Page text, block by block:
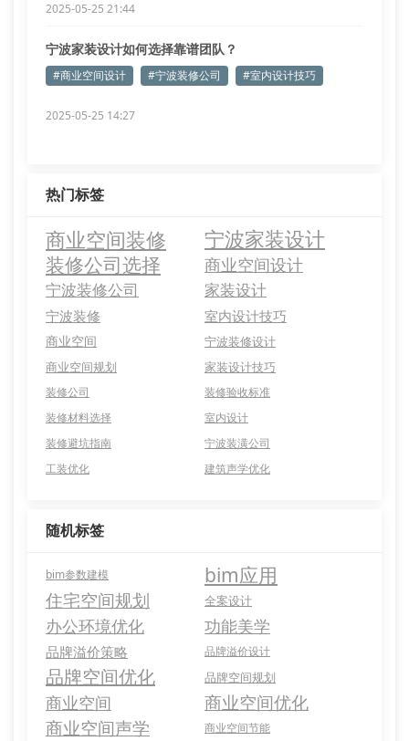
2025-05-25 21:44
宁波家装设计如何选择靠谱团队？
#商业空间设计 #宁波装修公司 #室内设计技巧
2025-05-25 14:27
热门标签
商业空间装修 宁波家装设计
装修公司选择 商业空间设计
宁波装修公司 家装设计
宁波装修 室内设计技巧
商业空间
宁波装修设计
商业空间规划
家装设计技巧
装修公司
装修验收标准
装修材料选择
室内设计
装修避坑指南
宁波装潢公司
工装优化
建筑声学优化
随机标签
bim参数建模 bim应用
住宅空间规划 全案设计
办公环境优化 功能美学
品牌溢价策略 品牌溢价设计
品牌空间优化 品牌空间规划
商业空间
商业空间优化
商业空间声学
商业空间节能